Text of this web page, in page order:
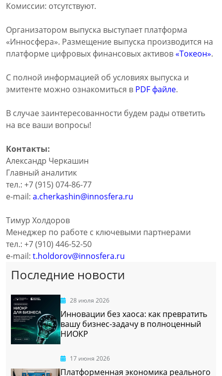
Комиссии: отсутствуют.
Организатором выпуска выступает платформа
«Инносфера». Размещение выпуска производится на
платформе цифровых финансовых активов«Токеон».
С полной информацией об условиях выпуска и
эмитенте можно ознакомиться в PDF файле.
В случае заинтересованности будем рады ответить
на все ваши вопросы!
Контакты:
Александр Черкашин
Главный аналитик
тел.: +7 (915) 074-86-77
e-mail: a.cherkashin@innosfera.ru
Тимур Холдоров
Менеджер по работе с ключевыми партнерами
тел.: +7 (910) 446-52-50
e-mail: t.holdorov@innosfera.ru
Последние новости
28 июля 2026
Инновации без хаоса: как превратить
вашу бизнес-задачу в полноценный
НИОКР
17 июня 2026
Платформенная экономика реального